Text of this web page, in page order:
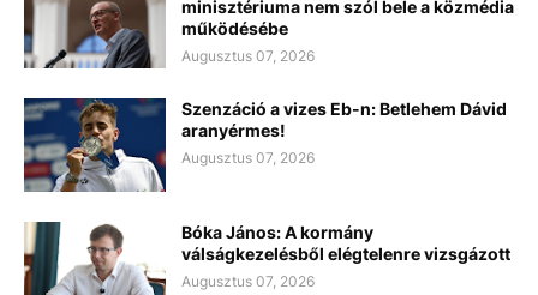
minisztériuma nem szól bele a közmédia
működésébe
Augusztus 07, 2026
Szenzáció a vizes Eb-n: Betlehem Dávid
aranyérmes!
Augusztus 07, 2026
Bóka János: A kormány
válságkezelésből elégtelenre vizsgázott
Augusztus 07, 2026